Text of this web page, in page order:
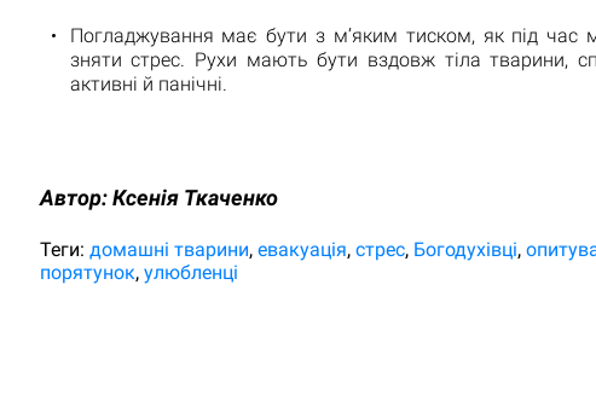
Погладжування має бути з м’яким тиском, як під
зняти стрес. Рухи мають бути вздовж тіла тварини,
активні й панічні.
Автор:Ксенія Ткаченко
Теги: домашні тварини евакуація стрес Богодухівці
порятунок улюбленці